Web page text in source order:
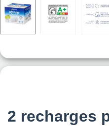
2 recharges